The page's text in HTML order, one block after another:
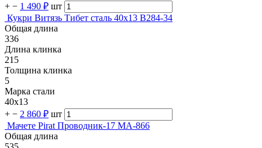
+ − 1 490 ₽ шт
Кукри Витязь Тибет сталь 40х13 B284-34
Общая длина
336
Длина клинка
215
Толщина клинка
5
Марка стали
40х13
+ − 2 860 ₽ шт
Мачете Pirat Проводник-17 MA-866
Общая длина